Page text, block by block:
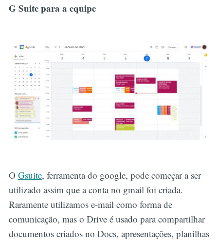
G Suite para a equipe
O Gsuite, ferramenta do google, pode começar a ser
utilizado assim que a conta no gmail foi criada.
Raramente utilizamos e-mail como forma de
comunicação, mas o Drive é usado para compartilhar
documentos criados no Docs, apresentações, planilhas